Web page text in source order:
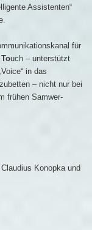
Assistenten“
für
Touch – unterstützt
in das
– nicht nur bei
frühen Samwer-
Konopka und